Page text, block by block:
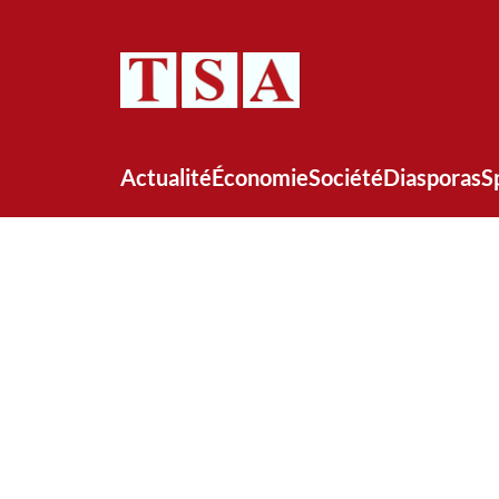
ActualitéÉconomieSociétéDiasporas